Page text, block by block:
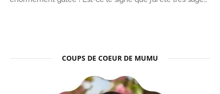
COUPS DE COEUR DE MUMU